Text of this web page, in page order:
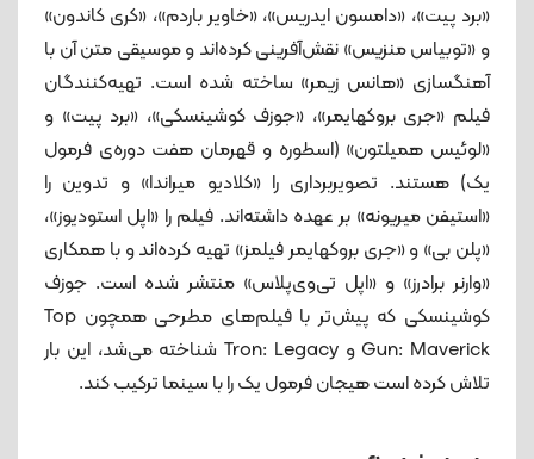
«برد پیت»، «دامسون ایدریس»، «خاویر باردم»، «کری کاندون»
و «توبیاس منزیس» نقش‌آفرینی کرده‌اند و موسیقی متن آن با
آهنگسازی «هانس زیمر» ساخته شده است. تهیه‌کنندگان
فیلم «جری بروکهایمر»، «جوزف کوشینسکی»، «برد پیت» و
«لوئیس همیلتون» (اسطوره و قهرمان هفت دوره‌ی فرمول
یک) هستند. تصویربرداری را «کلادیو میراندا» و تدوین را
«استیفن میریونه» بر عهده داشته‌اند. فیلم را «اپل استودیوز»،
«پلن بی» و «جری بروکهایمر فیلمز» تهیه کرده‌اند و با همکاری
«وارنر برادرز» و «اپل تی‌وی‌پلاس» منتشر شده است. جوزف
کوشینسکی که پیش‌تر با فیلم‌های مطرحی همچون Top
Gun: Maverick و Tron: Legacy شناخته می‌شد، این ‌بار
تلاش کرده است هیجان فرمول یک را با سینما ترکیب کند.